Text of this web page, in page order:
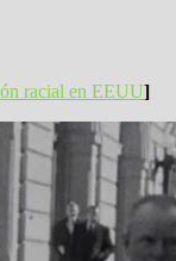
racial en EEUU]